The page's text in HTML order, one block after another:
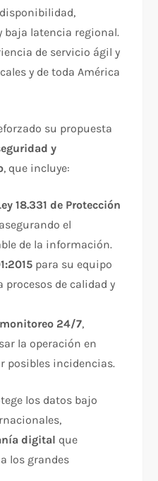
baja latencia regional.
de servicio ágil y
y de toda América
su propuesta
y
, que incluye:
18.331 de Protección
el
de la información.
para su equipo
de calidad y
24/7,
la operación en
posibles incidencias.
los datos bajo
digital que
los grandes